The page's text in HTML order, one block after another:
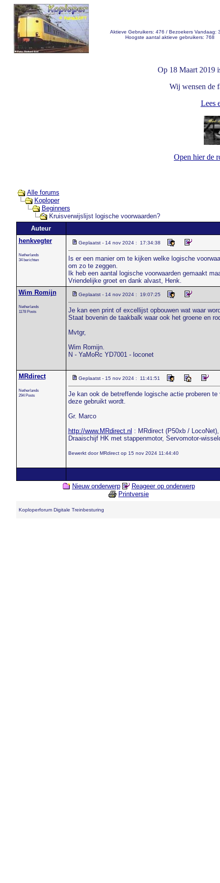
Aktieve Gebruikers: 476 / Bezoekers Vandaag:
Hoogste aantal aktieve gebruikers: 768
Op 18 Maart 2019
Wij wensen de
Lees
Open hier de
Alle forums
Koploper
Beginners
Kruisverwijslijst logische voorwaarden?
Auteur
henkvegter
Netherlands
34 berichten
Geplaatst - 14 nov 2024 : 17:34:38
Is er een manier om te kijken welke logische
om zo te zeggen.
Ik heb een aantal logische voorwaarden gemaakt
Vriendelijke groet en dank alvast, Henk.
Wim Romijn
Netherlands
1178 Posts
Geplaatst - 14 nov 2024 : 19:07:25
Je kan een print of excellijst opbouwen wat waar
Staat bovenin de taakbalk waar ook het groene en
Mvtgr,
Wim Romijn.
N - YaMoRc YD7001 - loconet
MRdirect
Netherlands
294 Posts
Geplaatst - 15 nov 2024 : 11:41:51
Je kan ook de betreffende logische actie proberen
deze gebruikt wordt.
Gr. Marco
http://www.MRdirect.nl : MRdirect (P50xb /
Draaischijf HK met stappenmotor, Servomotor-
Bewerkt door MRdirect op 15 nov 2024 11:44:40
Nieuw onderwerp
Reageer op onderwerp
Printversie
Koploperforum Digitale Treinbesturing